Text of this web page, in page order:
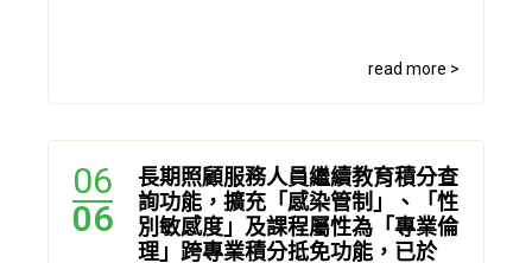
read more >
長期照顧服務人員繼續教育積分查
詢功能，擴充「感染管制」、「性
別敏感度」及課程屬性為「專業倫
理」跨專業積分抵免功能，已於
06
06